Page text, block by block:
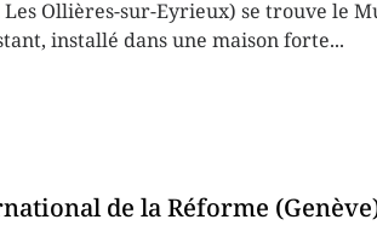
Ollières-sur-Eyrieux) se trouve le
installé dans une maison forte...
de la Réforme